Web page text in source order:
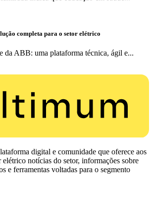
completa para o setor elétrico
da ABB: uma plataforma técnica, ágil e...
digital e comunidade que oferece aos
notícias do setor, informações sobre
e ferramentas voltadas para o segmento